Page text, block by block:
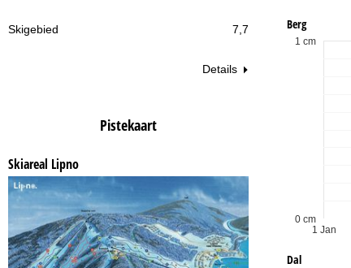
Skigebied 7,7
Details
Pistekaart
Skiareal Lipno
Berg
1 Jan
0 cm
1 cm
Dal